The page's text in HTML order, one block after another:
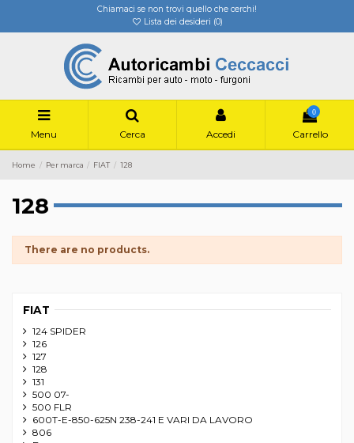
Chiamaci se non trovi quello che cerchi!
Lista dei desideri (0)
Menu Cerca Accedi
0
Carrello
Home Per marca FIAT 128
128
There are no products.
FIAT
124 SPIDER
126
127
128
131
500 07-
500 FLR
600T-E-850-625N 238-241 E VARI DA LAVORO
806